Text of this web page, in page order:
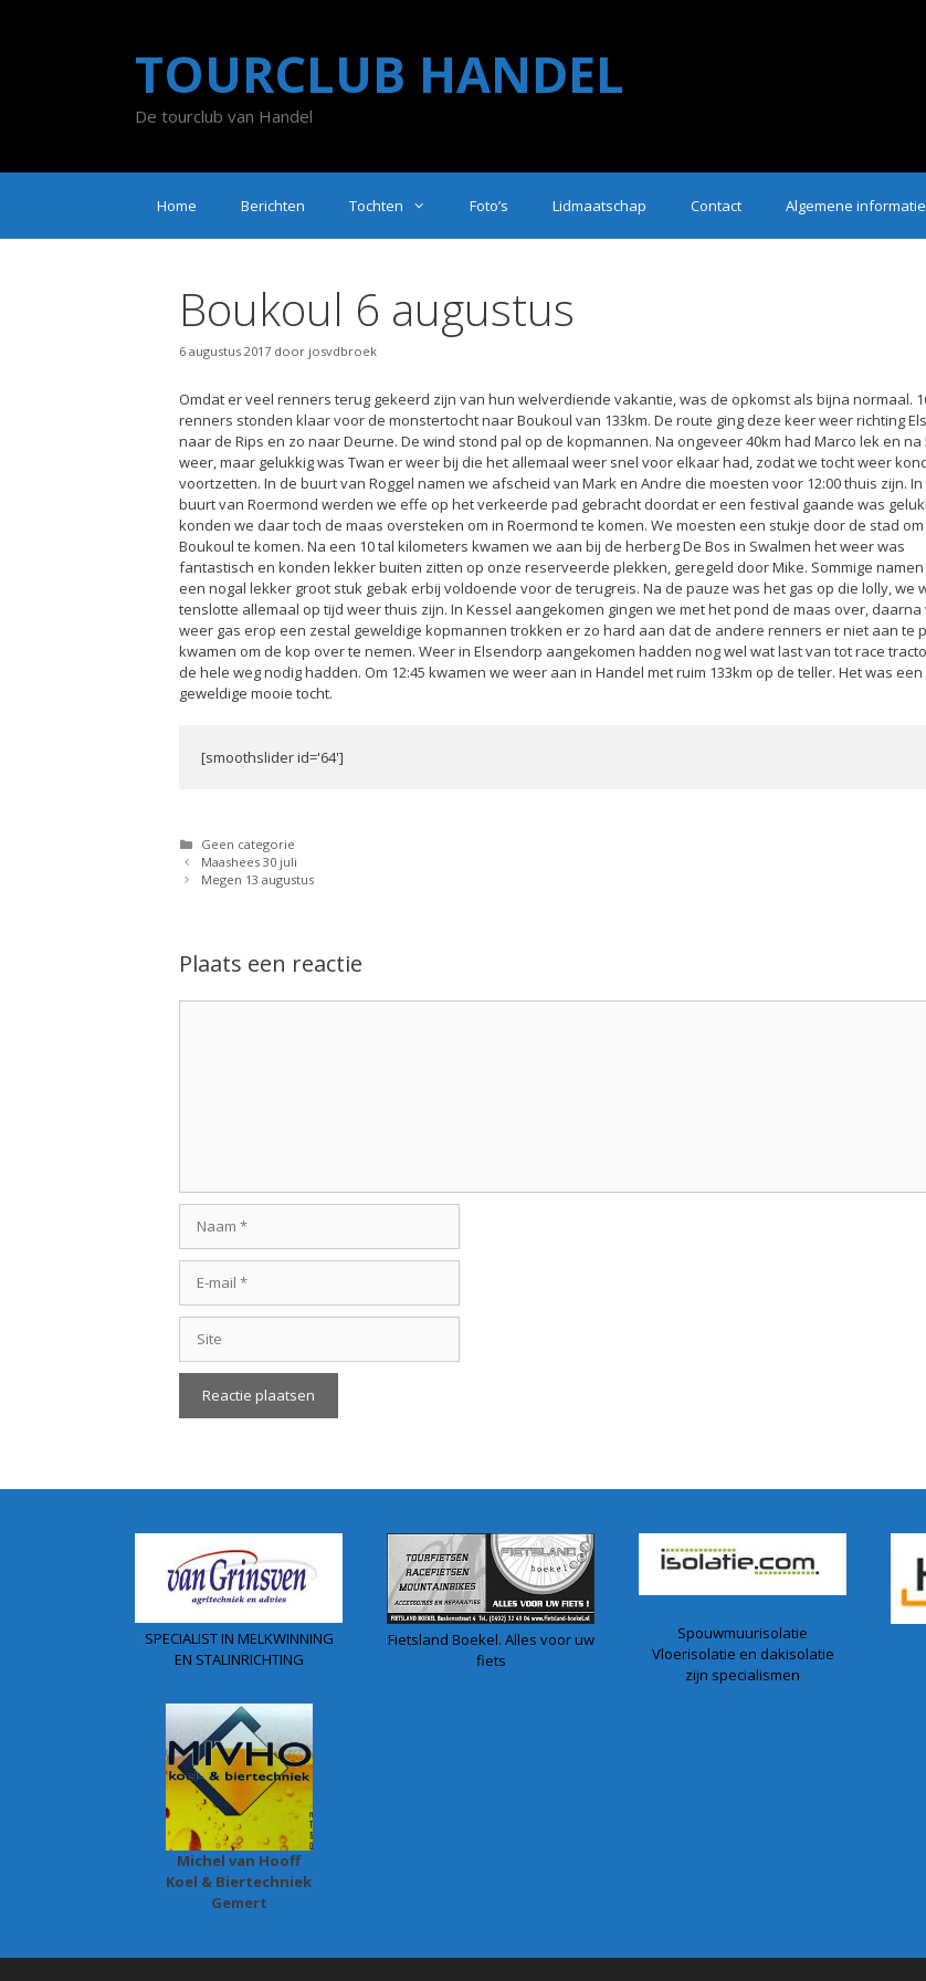
TOURCLUB HANDEL
De tourclub van Handel
Home Berichten Tochten Foto’s Lidmaatschap Contact Algemene informatie
Boukoul 6 augustus
6 augustus 2017 door josvdbroek
Omdat er veel renners terug gekeerd zijn van hun welverdiende vakantie, was de opkomst als bijna normaal.
renners stonden klaar voor de monstertocht naar Boukoul van 133km. De route ging deze keer weer richting
naar de Rips en zo naar Deurne. De wind stond pal op de kopmannen. Na ongeveer 40km had Marco lek en na
weer, maar gelukkig was Twan er weer bij die het allemaal weer snel voor elkaar had, zodat we tocht weer
voortzetten. In de buurt van Roggel namen we afscheid van Mark en Andre die moesten voor 12:00 thuis zijn. In
buurt van Roermond werden we effe op het verkeerde pad gebracht doordat er een festival gaande was
konden we daar toch de maas oversteken om in Roermond te komen. We moesten een stukje door de stad om
Boukoul te komen. Na een 10 tal kilometers kwamen we aan bij de herberg De Bos in Swalmen het weer was
fantastisch en konden lekker buiten zitten op onze reserveerde plekken, geregeld door Mike. Sommige
een nogal lekker groot stuk gebak erbij voldoende voor de terugreis. Na de pauze was het gas op die lolly, we
tenslotte allemaal op tijd weer thuis zijn. In Kessel aangekomen gingen we met het pond de maas over, daarna
weer gas erop een zestal geweldige kopmannen trokken er zo hard aan dat de andere renners er niet aan te
kwamen om de kop over te nemen. Weer in Elsendorp aangekomen hadden nog wel wat last van tot race
de hele weg nodig hadden. Om 12:45 kwamen we weer aan in Handel met ruim 133km op de teller. Het was een
geweldige mooie tocht.
[smoothslider id='64']
Categorieën
Geen categorie
Maashees 30 juli
Megen 13 augustus
Plaats een reactie
mail
SPECIALIST IN MELKWINNING
EN STALINRICHTING
Michel van Hooff
Koel & Biertechniek
Gemert
Fietsland Boekel. Alles voor uw
fiets
Spouwmuurisolatie
Vloerisolatie en dakisolatie
zijn specialismen